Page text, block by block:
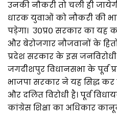
उनकी नौकरी तो चली ही जायेगी,
धारक युवाओं को नौकरी की
पड़ेगा। उ०प्र० सरकार का यह
और बेरोजगार नौजवानों के हितों
प्रदेश सरकार के इस जनविरोधी
जगदीशपुर विधानसभा के पूर्व
भाजपा सरकार ने यह सिद्ध कर
और दलित विरोधी है। पूर्व
कांग्रेस शिक्षा का अधिकार